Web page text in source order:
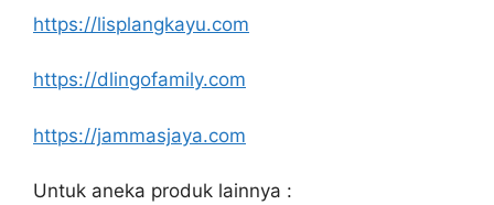
https://lisplangkayu.com
https://dlingofamily.com
https://jammasjaya.com
Untuk aneka produk lainnya :